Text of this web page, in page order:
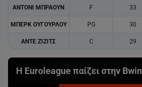
ΑΝΤΟΝΙ ΜΠΡΑΟΥΝ F 33
ΜΠΕΡΚ ΟΥΓΟΥΡΛΟΥ PG 30
ΑΝΤΕ ΖΙΖΙΤΣ C 29
Η Euroleague παίζει στην Bwin